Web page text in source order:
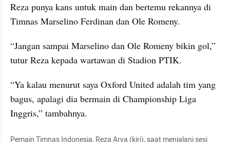
Reza punya kans untuk main dan bertemu rekannya di
Timnas Marselino Ferdinan dan Ole Romeny.
“Jangan sampai Marselino dan Ole Romeny bikin gol,”
tutur Reza kepada wartawan di Stadion PTIK.
“Ya kalau menurut saya Oxford United adalah tim yang
bagus, apalagi dia bermain di Championship Liga
Inggris,” tambahnya.